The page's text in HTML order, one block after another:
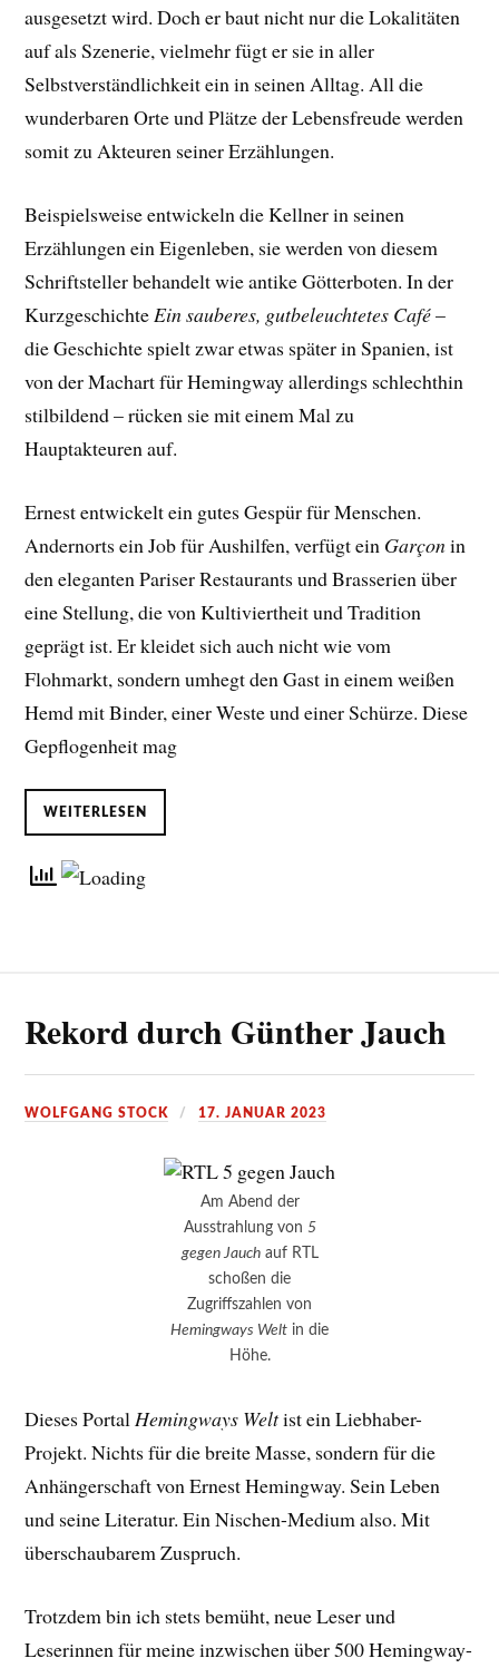
ausgesetzt wird. Doch er baut nicht nur die Lokalitäten
auf als Szenerie, vielmehr fügt er sie in aller
Selbstverständlichkeit ein in seinen Alltag. All die
wunderbaren Orte und Plätze der Lebensfreude werden
somit zu Akteuren seiner Erzählungen.
Beispielsweise entwickeln die Kellner in seinen
Erzählungen ein Eigenleben, sie werden von diesem
Schriftsteller behandelt wie antike Götterboten. In der
KurzgeschichteEin sauberes, gutbeleuchtetes Café–
die Geschichte spielt zwar etwas später in Spanien, ist
von der Machart für Hemingway allerdings schlechthin
stilbildend – rücken sie mit einem Mal zu
Hauptakteuren auf.
Ernest entwickelt ein gutes Gespür für Menschen.
Andernorts ein Job für Aushilfen, verfügt ein Garçonin
den eleganten Pariser Restaurants und Brasserien über
eine Stellung, die von Kultiviertheit und Tradition
geprägt ist. Er kleidet sich auch nicht wie vom
Flohmarkt, sondern umhegt den Gast in einem weißen
Hemd mit Binder, einer Weste und einer Schürze. Diese
Gepflogenheit mag
WEITERLESEN
Rekord durch Günther Jauch
WOLFGANG STOCK 17. JANUAR 2023
Am Abend der
Ausstrahlung von 5
gegen Jauchauf RTL
schoßen die
Zugriffszahlen von
Hemingways Welt in die
Höhe.
Dieses PortalHemingways Weltist ein Liebhaber-
Projekt. Nichts für die breite Masse, sondern für die
Anhängerschaft von Ernest Hemingway. Sein Leben
und seine Literatur. Ein Nischen-Medium also. Mit
überschaubarem Zuspruch.
Trotzdem bin ich stets bemüht, neue Leser und
Leserinnen für meine inzwischen über 500 Hemingway-